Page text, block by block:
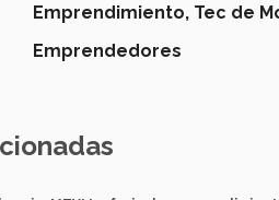
Emprendimiento, Tec de
Emprendedores